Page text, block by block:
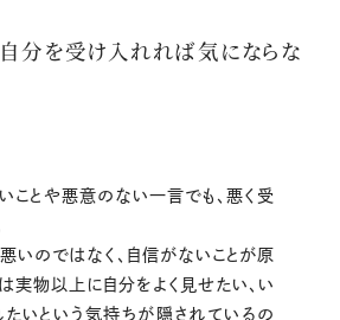
分を受け入れれば気にならな
ことや悪意のない一言でも、悪く受
いのではなく、自信がないことが原
実物以上に自分をよく見せたい、い
いという気持ちが隠されているの